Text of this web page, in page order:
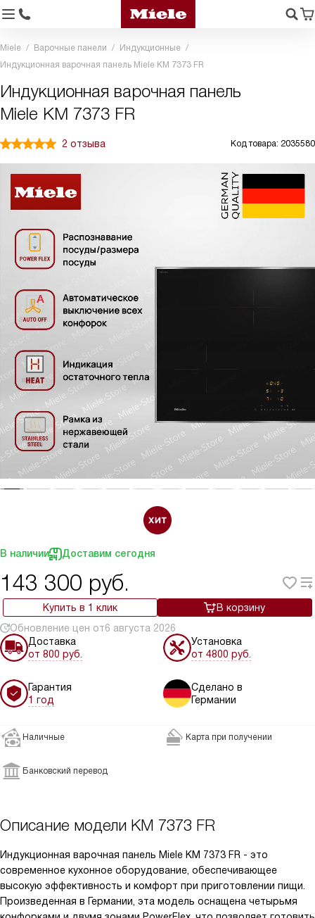
Miele Варочные панели
Индукционные
Индукционная варочная панель Miele KM 7373 FR
Индукционная варочная панель
Miele KM 7373 FR
2 отзыва Код товара: 2035580
В наличии Доставим сегодня
143 300 руб.
Купить в 1 клик
В корзину
Обновление цен от6 августа 2026
Доставка
от 800 руб.
Установка
от 4800 руб.
Гарантия
1 год
Сделано в
Германии
Наличные Карта при получении
Банковский перевод
Описание модели KM 7373 FR
Индукционная варочная панель Miele KM 7373 FR - это
современное кухонное оборудование, обеспечивающее
высокую эффективность и комфорт при приготовлении пищи.
Произведенная в Германии, эта модель оснащена четырьмя